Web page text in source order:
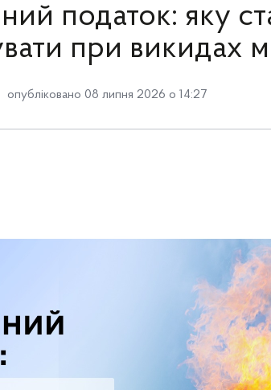
податок: яку
при викидах
опубліковано 08 липня 2026 о 14:27